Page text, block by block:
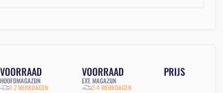
VOORRAAD
HOOFDMAGAZIJN
1-2 WERKDAGEN
VOORRAAD
EXT. MAGAZIJN
2-4 WERKDAGEN
PRIJS